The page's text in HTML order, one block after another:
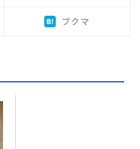
ブクマ